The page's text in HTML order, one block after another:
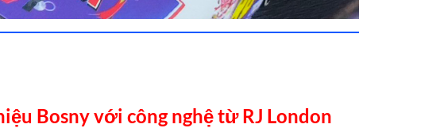
Bosny với công nghệ từ RJ London